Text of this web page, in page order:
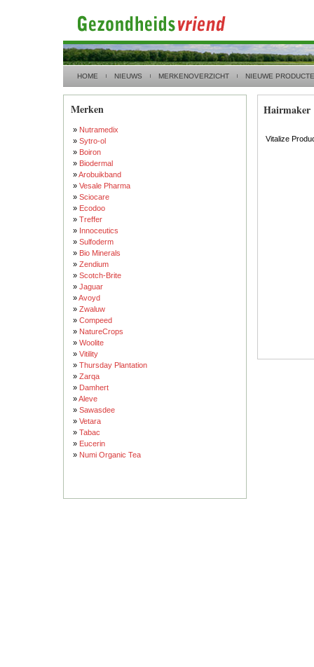
HOME NIEUWS MERKENOVERZICHT NIEUWE
Merken
» Nutramedix
» Sytro-ol
» Boiron
» Biodermal
»Arobuikband
» Vesale Pharma
» Sciocare
» Ecodoo
» Treffer
» Innoceutics
» Sulfoderm
» Bio Minerals
» Zendium
» Scotch-Brite
» Jaguar
»Avoyd
» Zwaluw
» Compeed
» NatureCrops
» Woolite
» Vitility
» Thursday Plantation
» Zarqa
» Damhert
»Aleve
» Sawasdee
» Vetara
» Tabac
» Eucerin
» Numi Organic Tea
Hairmaker
Vitalize